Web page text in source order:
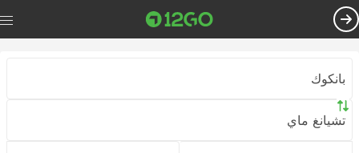
بانكوك
تشيانغ ماي